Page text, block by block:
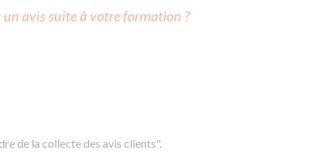
avis suite à votre formation ?
de la collecte des avis clients".